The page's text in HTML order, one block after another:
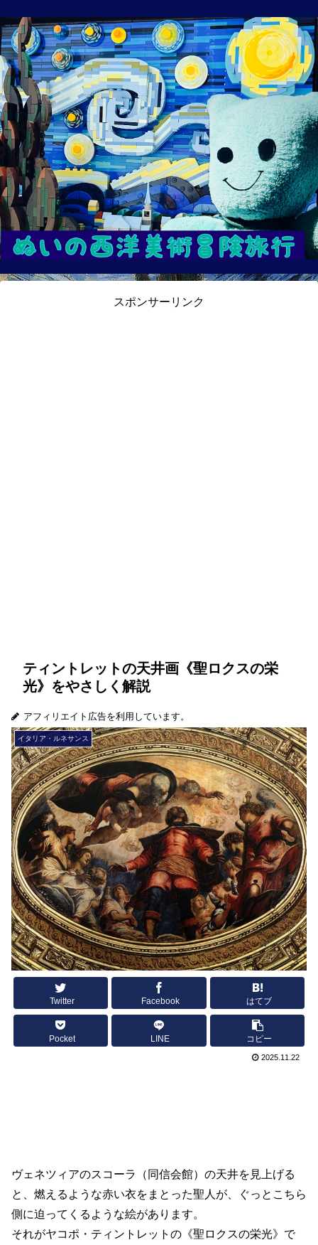
スポンサーリンク
ティントレットの天井画《聖ロクスの栄
光》をやさしく解説
アフィリエイト広告を利用しています。
イタリア・ルネサンス
Twitter Facebook はてブ
Pocket LINE コピー
2025.11.22
ヴェネツィアのスコーラ（同信会館）の天井を見上げる
と、燃えるような赤い衣をまとった聖人が、ぐっとこちら
側に迫ってくるような絵があります。
それがヤコポ・ティントレットの《聖ロクスの栄光》で